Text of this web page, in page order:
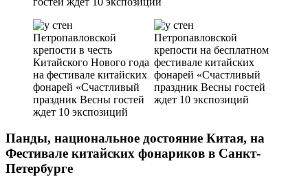
Панды, национальное достояние Китая, на
Фестивале китайских фонариков в Санкт-
Петербурге